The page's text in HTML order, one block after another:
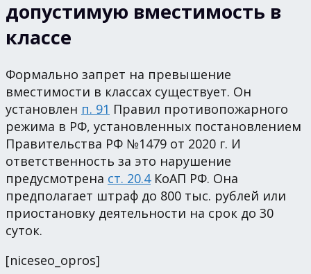
допустимую вместимость в
классе
Формально запрет на превышение
вместимости в классах существует. Он
установлен п. 91 Правил противопожарного
режима в РФ, установленных постановлением
Правительства РФ №1479 от 2020 г. И
ответственность за это нарушение
предусмотрена ст. 20.4КоАП РФ. Она
предполагает штраф до 800 тыс. рублей или
приостановку деятельности на срок до 30
суток.
[niceseo_opros]